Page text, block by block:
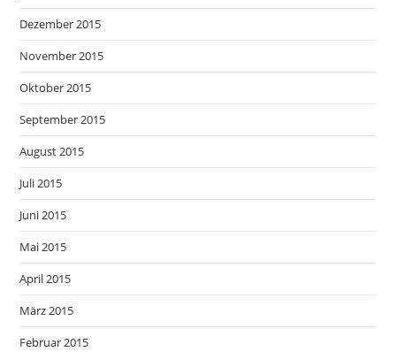
Dezember 2015
November 2015
Oktober 2015
September 2015
August 2015
Juli 2015
Juni 2015
Mai 2015
April 2015
März 2015
Februar 2015